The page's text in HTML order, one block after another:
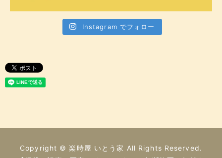
Instagram でフォロー
Copyright © 楽時屋 いとう家 All Rights Reserved.